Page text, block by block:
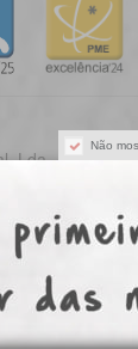
Lda
Não
porte e
e segura.